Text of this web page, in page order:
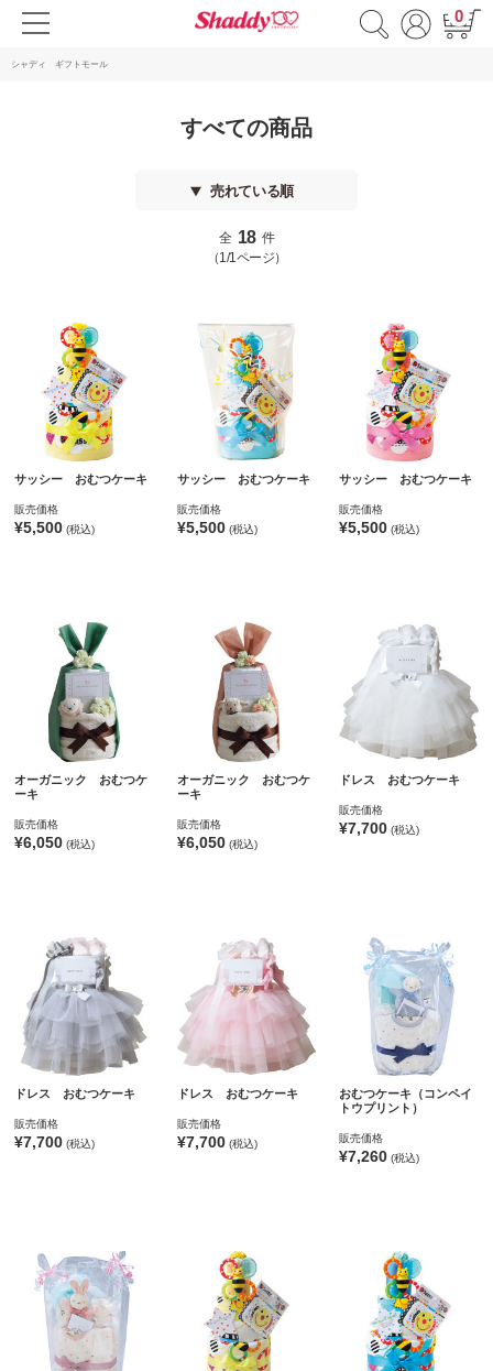
0
シャディ ギフトモール
すべての商品
売れている順
全 18 件
（1/1ページ）
サッシー おむつケーキ
販売価格
¥5,500 (税込)
サッシー おむつケーキ
販売価格
¥5,500(税込)
サッシー おむつケーキ
販売価格
¥5,500 (税込)
オーガニック おむつケ
ーキ
販売価格
¥6,050 (税込)
オーガニック おむつケ
ーキ
販売価格
¥6,050(税込)
ドレス おむつケーキ
販売価格
¥7,700 (税込)
ドレス おむつケーキ
販売価格
¥7,700 (税込)
ドレス おむつケーキ
販売価格
¥7,700(税込)
おむつケーキ（コンペイ
トウプリント）
販売価格
¥7,260 (税込)